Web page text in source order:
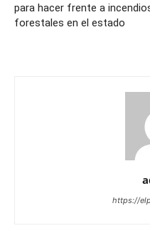
para hacer frente a
forestales en el estado
https://